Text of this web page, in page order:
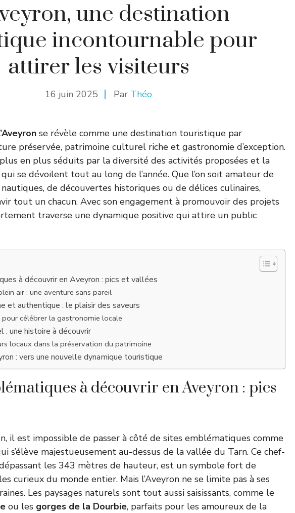
une destination
incontournable pour
attirer les visiteurs
16 juin 2025 Par Théo
se révèle comme une destination touristique par
préservée, patrimoine culturel riche et gastronomie d’exception.
en plus séduits par la diversité des activités proposées et la
se dévoilent tout au long de l’année. Que l’on soit amateur de
de découvertes historiques ou de délices culinaires,
tout un chacun. Avec son engagement à promouvoir des projets
traverse une dynamique positive qui attire un public
à découvrir en Aveyron : pics et vallées
air : une aventure sans pareil
et authentique : le plaisir des saveurs
pour célébrer la gastronomie locale
: une histoire à découvrir
locaux dans la préservation du patrimoine
: vers une nouvelle dynamique touristique
à découvrir en Aveyron : pics
il est impossible de passer à côté de sites emblématiques comme
s’élève majestueusement au-dessus de la vallée du Tarn. Ce chef-
les 343 mètres de hauteur, est un symbole fort de
curieux du monde entier. Mais l’Aveyron ne se limite pas à ses
Les paysages naturels sont tout aussi saisissants, comme le
ou les gorges de la Dourbie, parfaits pour les amoureux de la